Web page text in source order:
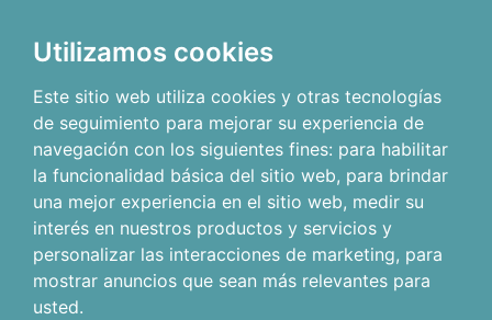
Utilizamos cookies
Este sitio web utiliza cookies y otras tecnologías
de seguimiento para mejorar su experiencia de
navegación con los siguientes fines: para habilitar
la funcionalidad básica del sitio web, para brindar
una mejor experiencia en el sitio web, medir su
interés en nuestros productos y servicios y
personalizar las interacciones de marketing, para
mostrar anuncios que sean más relevantes para
usted.